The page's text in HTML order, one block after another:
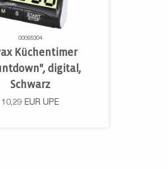
00095304
Küchentimer
digital,
Schwarz
10,29 EUR UPE